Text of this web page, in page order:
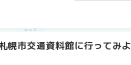
幌市交通資料館に行ってみよ